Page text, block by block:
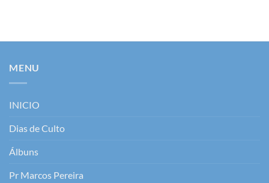
MENU
INICIO
Dias de Culto
Álbuns
Pr Marcos Pereira